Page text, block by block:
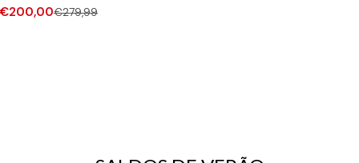
€200,00€279,99